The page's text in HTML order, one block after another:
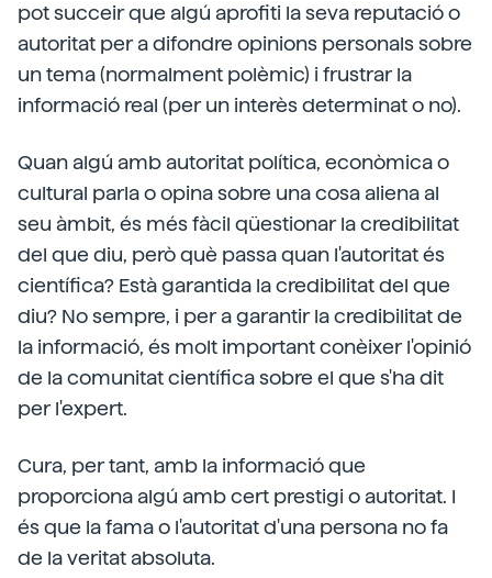
pot succeir que algú aprofiti la seva reputació o
autoritat per a difondre opinions personals sobre
un tema (normalment polèmic) i frustrar la
informació real (per un interès determinat o no).
Quan algú amb autoritat política, econòmica o
cultural parla o opina sobre una cosa aliena al
seu àmbit, és més fàcil qüestionar la credibilitat
del que diu, però què passa quan l'autoritat és
científica? Està garantida la credibilitat del que
diu? No sempre, i per a garantir la credibilitat de
la informació, és molt important conèixer l'opinió
de la comunitat científica sobre el que s'ha dit
per l'expert.
Cura, per tant, amb la informació que
proporciona algú amb cert prestigi o autoritat. I
és que la fama o l'autoritat d'una persona no fa
de la veritat absoluta.